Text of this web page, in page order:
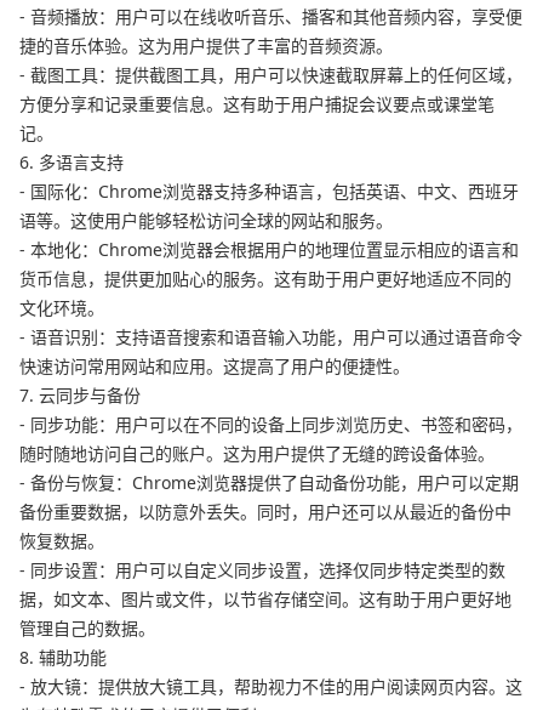
- 音频播放：用户可以在线收听音乐、播客和其他音频内容，享受便
捷的音乐体验。这为用户提供了丰富的音频资源。
- 截图工具：提供截图工具，用户可以快速截取屏幕上的任何区域，
方便分享和记录重要信息。这有助于用户捕捉会议要点或课堂笔
记。
6. 多语言支持
- 国际化：Chrome浏览器支持多种语言，包括英语、中文、西班牙
语等。这使用户能够轻松访问全球的网站和服务。
- 本地化：Chrome浏览器会根据用户的地理位置显示相应的语言和
货币信息，提供更加贴心的服务。这有助于用户更好地适应不同的
文化环境。
- 语音识别：支持语音搜索和语音输入功能，用户可以通过语音命令
快速访问常用网站和应用。这提高了用户的便捷性。
7. 云同步与备份
- 同步功能：用户可以在不同的设备上同步浏览历史、书签和密码，
随时随地访问自己的账户。这为用户提供了无缝的跨设备体验。
- 备份与恢复：Chrome浏览器提供了自动备份功能，用户可以定期
备份重要数据，以防意外丢失。同时，用户还可以从最近的备份中
恢复数据。
- 同步设置：用户可以自定义同步设置，选择仅同步特定类型的数
据，如文本、图片或文件，以节省存储空间。这有助于用户更好地
管理自己的数据。
8. 辅助功能
- 放大镜：提供放大镜工具，帮助视力不佳的用户阅读网页内容。这